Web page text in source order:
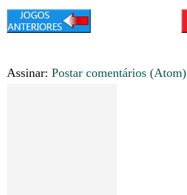
Assinar: Postar comentários (Atom)